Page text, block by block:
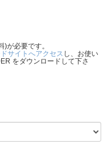
)が必要です。
サイトへアクセス し、お使い
をダウンロードして下さ